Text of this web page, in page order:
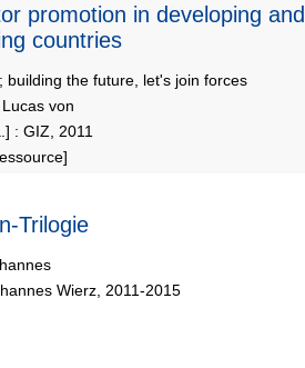
promotion in developing and
countries
building the future, let's join forces
von
: GIZ, 2011
Trilogie
Wierz, 2011-2015